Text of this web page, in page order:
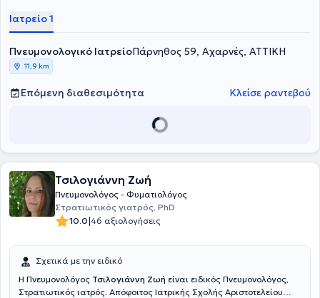
Ιατρείο 1
Πνευμονολογικό ΙατρείοΠάρνηθος 59, Αχαρνές, ΑΤΤΙΚΗ
11,9 km
Επόμενη διαθεσιμότητα Κλείσε ραντεβού
Τσιλογιάννη Ζωή
Πνευμονολόγος - Φυματιολόγος
Στρατιωτικός γιατρός, PhD
10.0|46 αξιολογήσεις
Σχετικά με την ειδικό
Η Πνευμονολόγος Τσιλογιάννη Ζωή είναι ειδικός Πνευμονολόγος,
Στρατιωτικός ιατρός. Απόφοιτος Ιατρικής Σχολής Αριστοτελείου